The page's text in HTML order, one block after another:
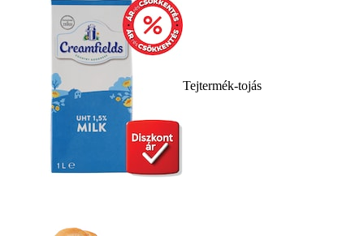
Tejtermék-tojás